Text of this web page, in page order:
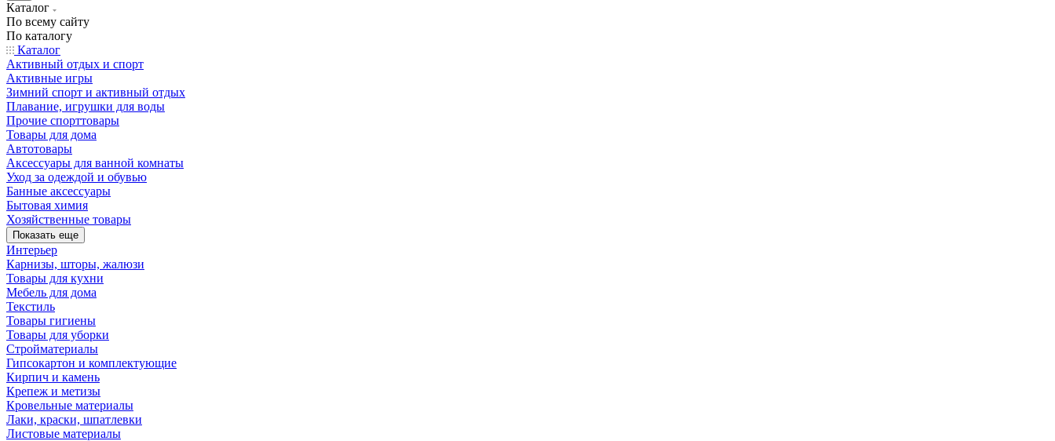
Каталог
По всему сайту
По каталогу
Каталог
Активный отдых и спорт
Активные игры
Зимний спорт и активный отдых
Плавание, игрушки для воды
Прочие спорттовары
Товары для дома
Автотовары
Аксессуары для ванной комнаты
Уход за одеждой и обувью
Банные аксессуары
Бытовая химия
Хозяйственные товары
Показать еще
Интерьер
Карнизы, шторы, жалюзи
Товары для кухни
Мебель для дома
Текстиль
Товары гигиены
Товары для уборки
Стройматериалы
Гипсокартон и комплектующие
Кирпич и камень
Крепеж и метизы
Кровельные материалы
Лаки, краски, шпатлевки
Листовые материалы